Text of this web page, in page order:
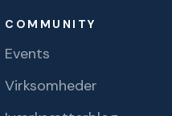
COMMUNITY
Events
Virksomheder